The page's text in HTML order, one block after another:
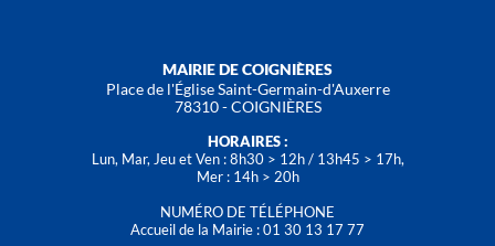
MAIRIE DE COIGNIÈRES
Place de l'Église Saint-Germain-d'Auxerre
78310 - COIGNIÈRES
HORAIRES :
Lun, Mar, Jeu et Ven : 8h30 > 12h / 13h45 > 17h,
Mer : 14h > 20h
NUMÉRO DE TÉLÉPHONE
Accueil de la Mairie : 01 30 13 17 77